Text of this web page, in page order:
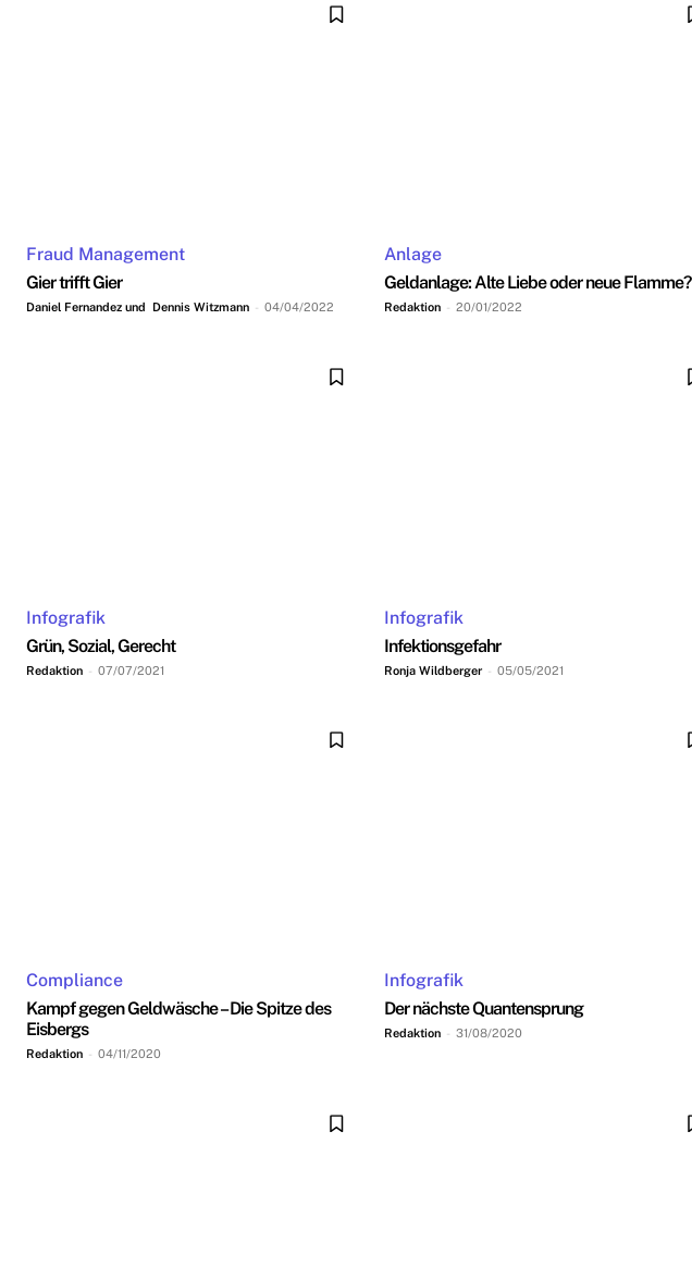
Fraud Management
Gier trifft Gier
Daniel Fernandez und Dennis Witzmann - 04/04/2022
Anlage
Geldanlage: Alte Liebe oder neue Flamme?
Redaktion - 20/01/2022
Infografik
Grün, Sozial, Gerecht
Redaktion - 07/07/2021
Infografik
Infektionsgefahr
Ronja Wildberger - 05/05/2021
Compliance
Kampf gegen Geldwäsche – Die Spitze des
Eisbergs
Redaktion - 04/11/2020
Infografik
Der nächste Quantensprung
Redaktion - 31/08/2020